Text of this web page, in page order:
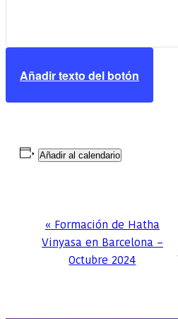
Añadir texto del botón
Añadir al calendario
Evento
« Formación de Hatha
Vinyasa en Barcelona –
Octubre 2024